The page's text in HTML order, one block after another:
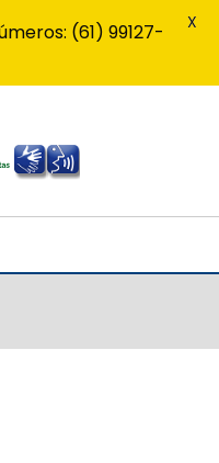
(61) 99127-
X